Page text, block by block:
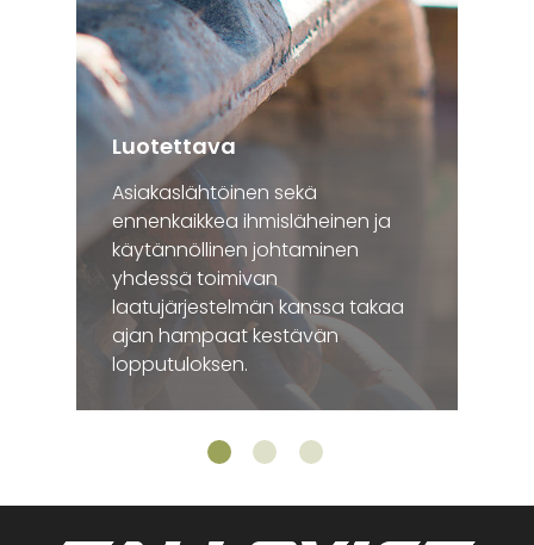
Luotettava
Asiakaslähtöinen sekä
ennenkaikkea ihmisläheinen ja
käytännöllinen johtaminen
yhdessä toimivan
laatujärjestelmän kanssa takaa
ajan hampaat kestävän
lopputuloksen.